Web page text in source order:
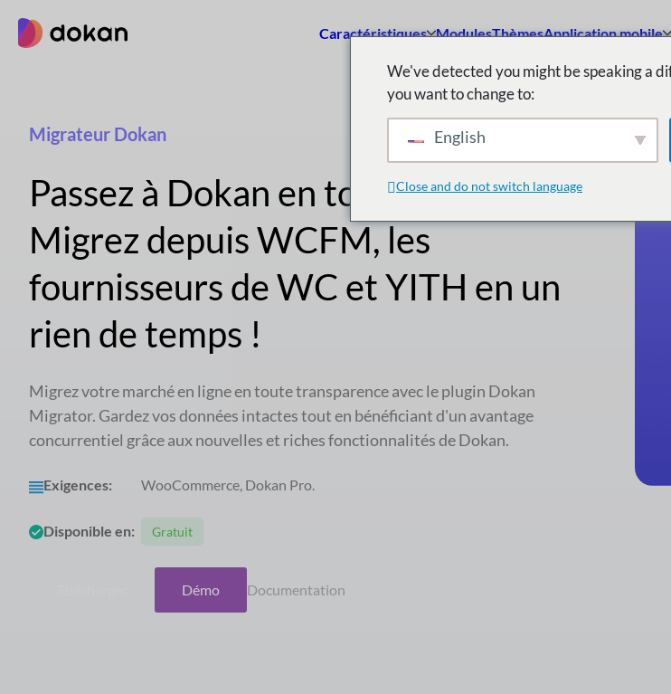
Caractéristiques ModulesThèmesApplication mobile
Migrateur Dokan
Passez à Dokan en toute simplicité.
Migrez depuis WCFM, les
fournisseurs de WC et YITH en un
rien de temps !
Migrez votre marché en ligne en toute transparence avec le plugin Dokan
Migrator. Gardez vos données intactes tout en bénéficiant d'un avantage
concurrentiel grâce aux nouvelles et riches fonctionnalités de Dokan.
Exigences: WooCommerce, Dokan Pro.
Disponible en: Gratuit
Démo Documentation
We've detected you might be speaking a
you want to change to:
English
Close and do not switch language